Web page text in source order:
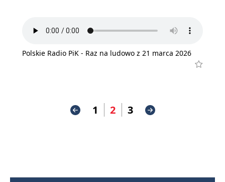
Polskie Radio PiK - Raz na ludowo z 21 marca 2026
1 2 3